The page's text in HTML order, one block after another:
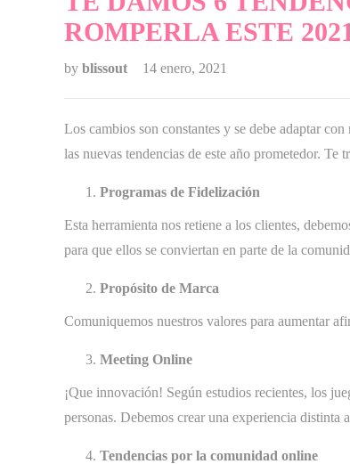
ROMPERLA ESTE
by blissout 14 enero, 2021
Los cambios son constantes y se debe adaptar
las nuevas tendencias de este año prometedor. Te
Programas de Fidelización
Esta herramienta nos retiene a los clientes,
para que ellos se conviertan en parte de la
Propósito de Marca
Comuniquemos nuestros valores para aumentar
Meeting Online
¡Que innovación! Según estudios recientes, los
personas. Debemos crear una experiencia distinta
Tendencias por la comunidad online